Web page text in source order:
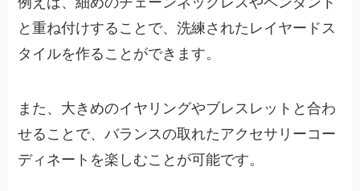
と重ね付けすることで、洗練されたレイヤードス
タイルを作ることができます。
また、大きめのイヤリングやブレスレットと合わ
せることで、バランスの取れたアクセサリーコー
ディネートを楽しむことが可能です。